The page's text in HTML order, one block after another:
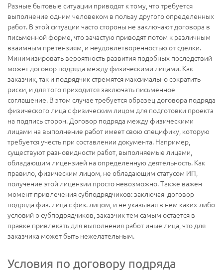
Разные бытовые ситуации приводят к тому, что требуется
выполнение одним человеком в пользу другого определенных
работ. В этой ситуации часто стороны не заключают договора в
письменной форме, что зачастую приводят потом к различным
взаимным претензиям, и неудовлетворенностью от сделки.
Минимизировать вероятность развития подобных последствий
может договор подряда между физическими лицами. Как
заказчик, так и подрядчик стремятся максимально сократить
риски, и для того приходится заключать письменное
соглашение. В этом случае требуется образец договора подряда
физического лица с физическим лицом для подготовки проекта
на подпись сторон. Договор подряда между физическими
лицами на выполнение работ имеет свою специфику, которую
требуется учесть при составлении документа. Например,
существуют разновидности работ, выполняемые лицами,
обладающим лицензией на определенную деятельность. Как
правило, физическим лицом, не обладающим статусом ИП,
получение этой лицензии просто невозможно. Также важен
момент привлечения субподрядчиков: заключая договор
подряда физ. лица с физ. лицом, и не указывая в нем каких-либо
условий о субподрядчиков, заказчик тем самым остается в
правке привлекать для выполнения работ иные лица, что для
заказчика может быть нежелательным.
Условия по договору подряда